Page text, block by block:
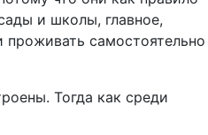
и школы, главное,
самостоятельно
Тогда как среди